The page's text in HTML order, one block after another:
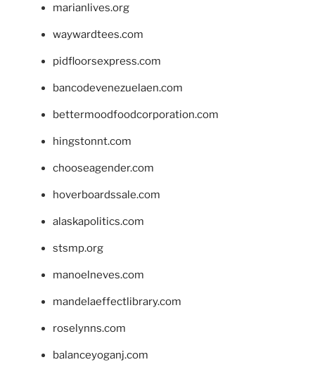
marianlives.org
waywardtees.com
pidfloorsexpress.com
bancodevenezuelaen.com
bettermoodfoodcorporation.com
hingstonnt.com
chooseagender.com
hoverboardssale.com
alaskapolitics.com
stsmp.org
manoelneves.com
mandelaeffectlibrary.com
roselynns.com
balanceyoganj.com